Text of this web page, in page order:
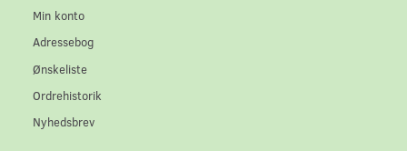
Min konto
Adressebog
Ønskeliste
Ordrehistorik
Nyhedsbrev